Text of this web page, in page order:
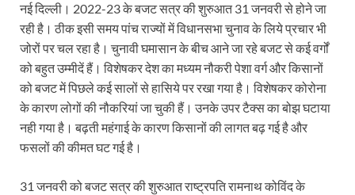
CM Yogi Barabanki Visit: मुख्यमंत्री योगी आदित्यनाथ
The Kshitij Show: द क्षितिज शो में पहुंचे जुयाल और
Lok Sanvardhan Parva: देहरादून में मुख्यमंत्री पुष्कर
West Bengal Rajya Sabha By-Election: चुनाव
Shri Kashi Vishwanath Mandir: उत्तरकाशी में CM
नई दिल्ली। 2022-23 के बजट सत्र की शुरुआत 31 जनवरी से होने जा
रही है। ठीक इसी समय पांच राज्यों में विधानसभा चुनाव के लिये प्रचार भी
जोरों पर चल रहा है। चुनावी घमासान के बीच आने जा रहे बजट से कई वर्गों
को बहुत उम्मीदें हैं। विशेषकर देश का मध्यम नौकरी पेशा वर्ग और किसानों
को बजट में पिछले कई सालों से हासिये पर रखा गया है। विशेषकर कोरोना
के कारण लोगों की नौकरियां जा चुकी हैं। उनके उपर टैक्स का बोझ घटाया
नही गया है। बढ़ती महंगाई के कारण किसानों की लागत बढ़ गई है और
फसलों की कीमत घट गई है।
31 जनवरी को बजट सत्र की शुरुआत राष्ट्रपति रामनाथ कोविंद के